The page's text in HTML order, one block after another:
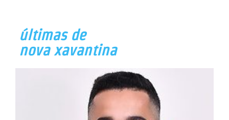
últimas de
nova xavantina